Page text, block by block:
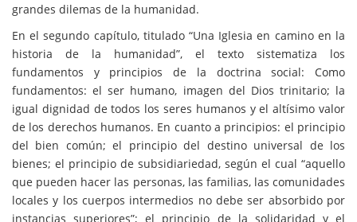
grandes dilemas de la humanidad.
En el segundo capítulo, titulado “Una Iglesia en camino en la
historia de la humanidad”, el texto sistematiza los
fundamentos y principios de la doctrina social: Como
fundamentos: el ser humano, imagen del Dios trinitario; la
igual dignidad de todos los seres humanos y el altísimo valor
de los derechos humanos. En cuanto a principios: el principio
del bien común; el principio del destino universal de los
bienes; el principio de subsidiariedad, según el cual “aquello
que pueden hacer las personas, las familias, las comunidades
locales y los cuerpos intermedios no debe ser absorbido por
instancias superiores”; el principio de la solidaridad y el